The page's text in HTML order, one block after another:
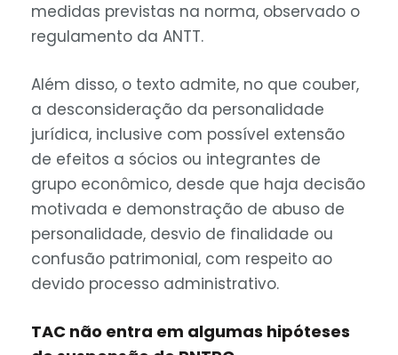
medidas previstas na norma, observado o
regulamento da ANTT.
Além disso, o texto admite, no que couber,
a desconsideração da personalidade
jurídica, inclusive com possível extensão
de efeitos a sócios ou integrantes de
grupo econômico, desde que haja decisão
motivada e demonstração de abuso de
personalidade, desvio de finalidade ou
confusão patrimonial, com respeito ao
devido processo administrativo.
TAC não entra em algumas hipóteses